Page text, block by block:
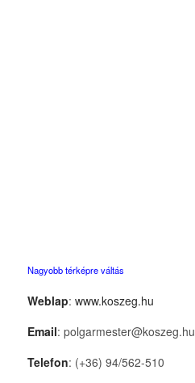
Nagyobb térképre váltás
Weblap: www.koszeg.hu
Email: polgarmester@koszeg.hu
Telefon: (+36) 94/562-510